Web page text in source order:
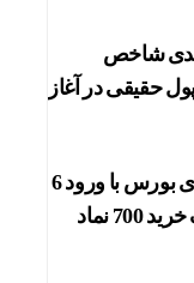
واحدی شاخص
حقیقی در آغاز
رشد 130 هزار واحدی بورس با ورود 6
نماد